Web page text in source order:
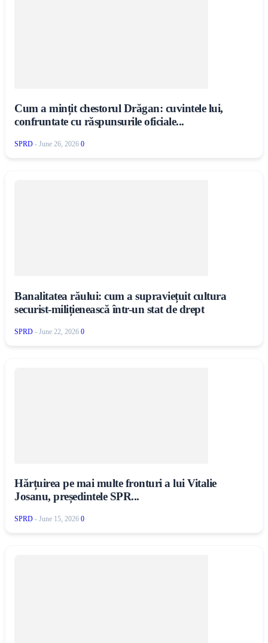
Cum a mințit chestorul Drăgan: cuvintele lui,
confruntate cu răspunsurile oficiale...
SPRD - June 26, 2026 0
Banalitatea răului: cum a supraviețuit cultura
securist-milițienească într-un stat de drept
SPRD - June 22, 2026 0
Hărțuirea pe mai multe fronturi a lui Vitalie
Josanu, președintele SPR...
SPRD - June 15, 2026 0